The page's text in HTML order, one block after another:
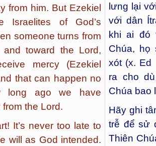
from him. But Ezekiel
Israelites of God’s
someone turns from
and toward the Lord,
mercy (Ezekiel
that can happen no
long ago we have
the Lord.
It’s never too late to
will as God intended.
lưng lại
với dân
khi ai đó
Chúa, họ
xót (x. Ed
ra cho
Chúa bao
Hãy ghi
trễ để sử
Thiên